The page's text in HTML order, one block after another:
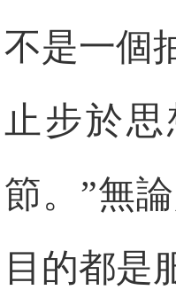
不是一個
止步於
節。”無
目的都是